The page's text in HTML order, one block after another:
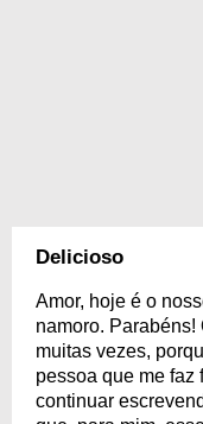
Delicioso
Amor, hoje é o
namoro.
muitas vezes,
pessoa que me faz
continuar